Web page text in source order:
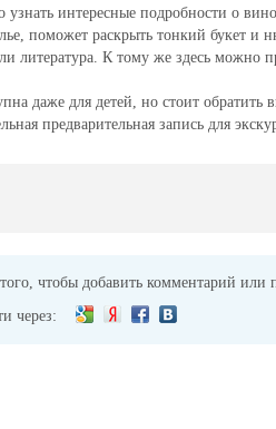
узнать интересные подробности о
поможет раскрыть тонкий букет и
литература. К тому же здесь можно
даже для детей, но стоит
предварительная запись для
чтобы добавить комментарий или
через: